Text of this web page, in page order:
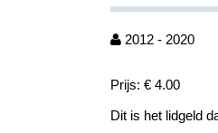
2012 - 2020
Prijs: € 4.00
Dit is het lidgeld